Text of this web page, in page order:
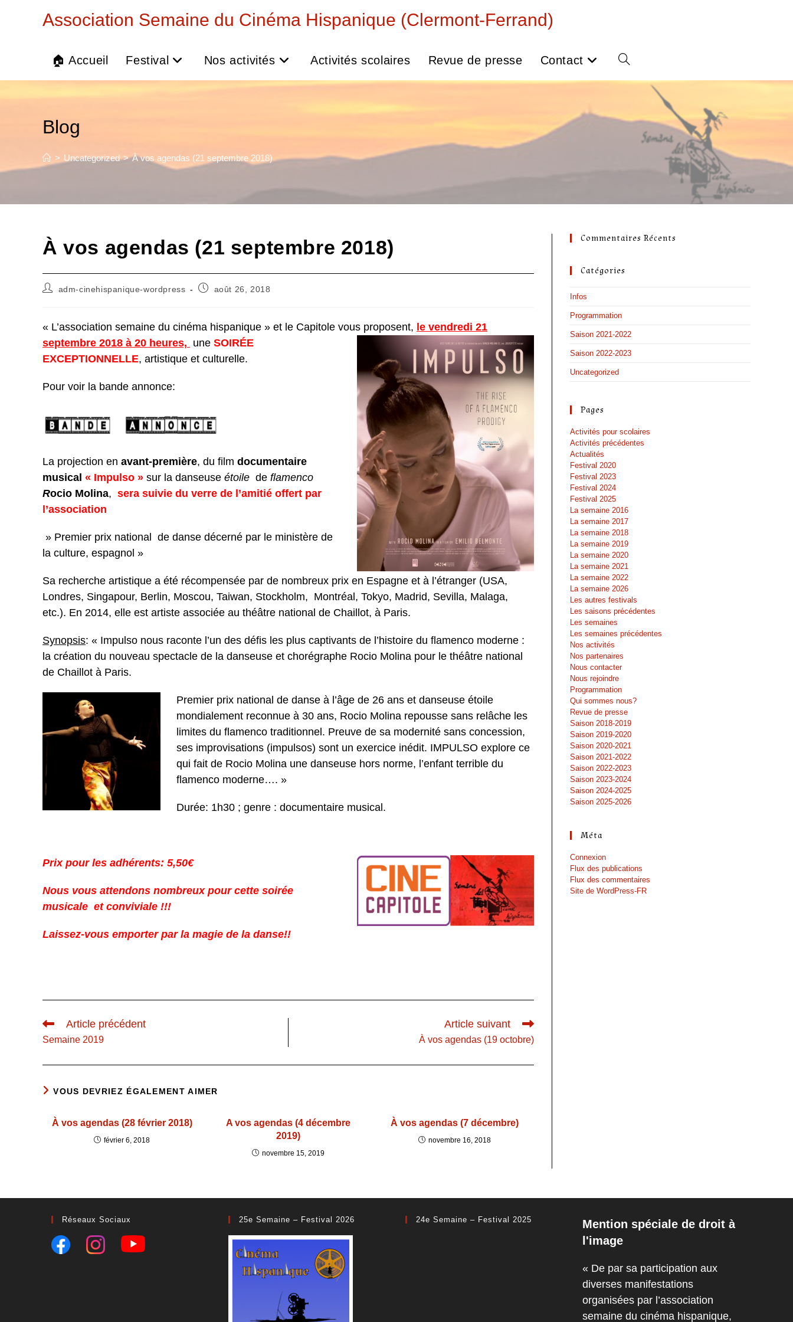
Association Semaine du Cinéma Hispanique (Clermont-Ferrand)
🏠 Accueil Festival Nos activités Activités scolaires Revue de presse Contact Toggle
search
Blog
> Uncategorized > À vos agendas (21 septembre 2018)
À vos agendas (21 septembre 2018)
Auteur/autrice
publication :
adm-cinehispanique-wordpress
Publication
août 26, 2018
« L’association semaine du cinéma hispanique » et le Capitole vous proposent, le vendredi 21
septembre 2018 à 20 heures, une SOIRÉE
EXCEPTIONNELLE, artistique et culturelle.
Pour voir la bande annonce:
La projection en avant-première, du film documentaire
musical « Impulso » sur la danseuse étoile de flamenco
Rocio Molina, sera suivie du verre de l’amitié offert par
l’association
» Premier prix national de danse décerné par le ministère de
la culture, espagnol »
Sa recherche artistique a été récompensée par de nombreux prix en Espagne et à l’étranger (USA,
Londres, Singapour, Berlin, Moscou, Taiwan, Stockholm, Montréal, Tokyo, Madrid, Sevilla, Malaga,
etc.). En 2014, elle est artiste associée au théâtre national de Chaillot, à Paris.
Synopsis: « Impulso nous raconte l’un des défis les plus captivants de l’histoire du flamenco moderne :
la création du nouveau spectacle de la danseuse et chorégraphe Rocio Molina pour le théâtre national
de Chaillot à Paris.
Premier prix national de danse à l’âge de 26 ans et danseuse étoile
mondialement reconnue à 30 ans, Rocio Molina repousse sans relâche les
limites du flamenco traditionnel. Preuve de sa modernité sans concession,
ses improvisations (impulsos) sont un exercice inédit. IMPULSO explore ce
qui fait de Rocio Molina une danseuse hors norme, l’enfant terrible du
flamenco moderne…. »
Durée: 1h30 ; genre : documentaire musical.
Prix pour les adhérents: 5,50€
Nous vous attendons nombreux pour cette soirée
musicale et conviviale !!!
Laissez-vous emporter par la magie de la danse!!
Read
more
articles
Article précédent
Semaine 2019
Article suivant
À vos agendas (19 octobre)
VOUS DEVRIEZ ÉGALEMENT AIMER
À vos agendas (28 février 2018)
février 6, 2018
A vos agendas (4 décembre
2019)
novembre 15, 2019
À vos agendas (7 décembre)
novembre 16, 2018
Commentaires Récents
Catégories
Infos
Programmation
Saison 2021-2022
Saison 2022-2023
Uncategorized
Pages
Activités pour scolaires
Activités précédentes
Actualités
Festival 2020
Festival 2023
Festival 2024
Festival 2025
La semaine 2016
La semaine 2017
La semaine 2018
La semaine 2019
La semaine 2020
La semaine 2021
La semaine 2022
La semaine 2026
Les autres festivals
Les saisons précédentes
Les semaines
Les semaines précédentes
Nos activités
Nos partenaires
Nous contacter
Nous rejoindre
Programmation
Qui sommes nous?
Revue de presse
Saison 2018-2019
Saison 2019-2020
Saison 2020-2021
Saison 2021-2022
Saison 2022-2023
Saison 2023-2024
Saison 2024-2025
Saison 2025-2026
Méta
Connexion
Flux des publications
Flux des commentaires
Site de WordPress-FR
Réseaux Sociaux 25e Semaine – Festival 2026 24e Semaine – Festival 2025
Mention spéciale de droit à
l'image
« De par sa participation aux
diverses manifestations
organisées par l’association
semaine du cinéma hispanique,